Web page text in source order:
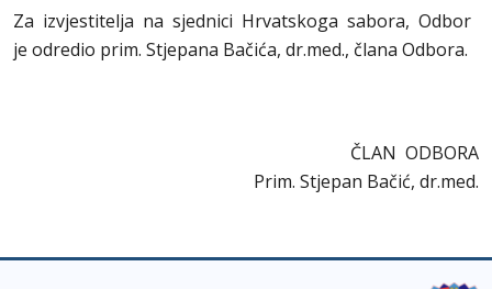
Za izvjestitelja na sjednici Hrvatskoga sabora, Odbor
je odredio prim. Stjepana Bačića, dr.med., člana Odbora.
ČLAN ODBORA
Prim. Stjepan Bačić, dr.med.